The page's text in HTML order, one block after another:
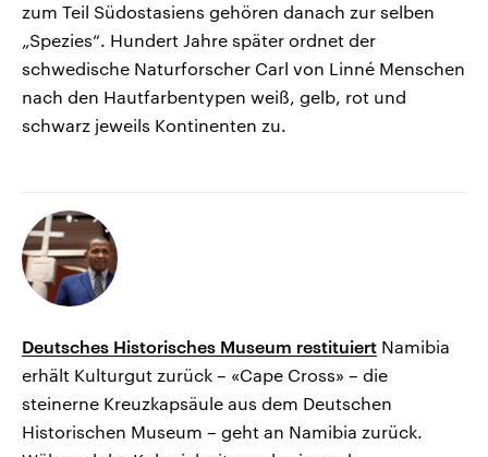
zum Teil Südostasiens gehören danach zur selben
„Spezies“. Hundert Jahre später ordnet der
schwedische Naturforscher Carl von Linné Menschen
nach den Hautfarbentypen weiß, gelb, rot und
schwarz jeweils Kontinenten zu.
Deutsches Historisches Museum restituiert Namibia
erhält Kulturgut zurück – «Cape Cross» – die
steinerne Kreuzkapsäule aus dem Deutschen
Historischen Museum – geht an Namibia zurück.